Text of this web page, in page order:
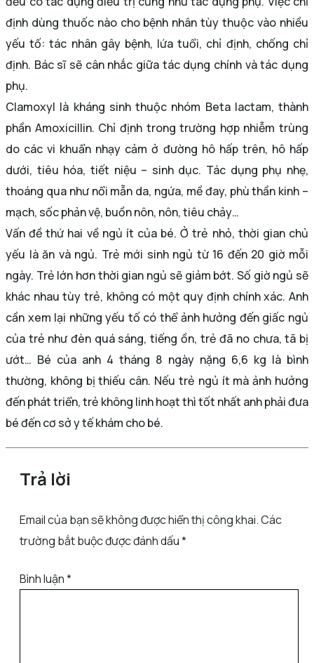
định dùng thuốc nào cho bệnh nhân tùy thuộc vào nhiều
yếu tố: tác nhân gây bệnh, lứa tuổi, chỉ định, chống chỉ
định. Bác sĩ sẽ cân nhắc giữa tác dụng chính và tác dụng
phụ.
Clamoxyl là kháng sinh thuộc nhóm Beta lactam, thành
phần Amoxicillin. Chỉ định trong trường hợp nhiễm trùng
do các vi khuẩn nhạy cảm ở đường hô hấp trên, hô hấp
dưới, tiêu hóa, tiết niệu – sinh dục. Tác dụng phụ nhẹ,
thoáng qua như nổi mẫn da, ngứa, mề đay, phù thần kinh –
mạch, sốc phản vệ, buồn nôn, nôn, tiêu chảy…
Vấn đề thứ hai về ngủ ít của bé. Ở trẻ nhỏ, thời gian chủ
yếu là ăn và ngủ. Trẻ mới sinh ngủ từ 16 đến 20 giờ mỗi
ngày. Trẻ lớn hơn thời gian ngủ sẽ giảm bớt. Số giờ ngủ sẽ
khác nhau tùy trẻ, không có một quy định chính xác. Anh
cần xem lại những yếu tố có thể ảnh hưởng đến giấc ngủ
của trẻ như đèn quá sáng, tiếng ồn, trẻ đã no chưa, tã bị
ướt… Bé của anh 4 tháng 8 ngày nặng 6,6 kg là bình
thường, không bị thiếu cân. Nếu trẻ ngủ ít mà ảnh hưởng
đến phát triển, trẻ không linh hoạt thì tốt nhất anh phải đưa
bé đến cơ sở y tế khám cho bé.
Trả lời
Email của bạn sẽ không được hiển thị công khai.Các
trường bắt buộc được đánh dấu*
Bình luận*